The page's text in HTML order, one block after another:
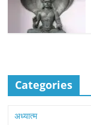
Categories
अध्यात्म